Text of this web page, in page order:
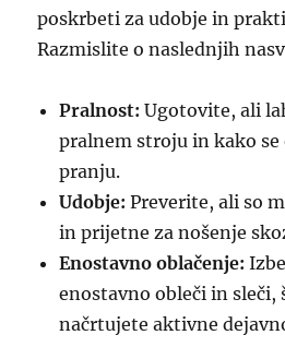
poskrbeti za udobje in
Razmislite o naslednjih
Pralnost: Ugotovite, ali
pralnem stroju in kako se
pranju.
Udobje: Preverite, ali so
in prijetne za nošenje
Enostavno oblačenje:
enostavno obleči in sleči,
načrtujete aktivne